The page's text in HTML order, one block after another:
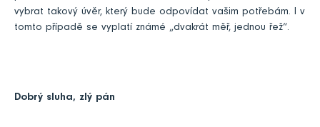
vybrat takový úvěr, který bude odpovídat vašim potřebám. I v
tomto případě se vyplatí známé „dvakrát měř, jednou řež“.
Dobrý sluha, zlý pán